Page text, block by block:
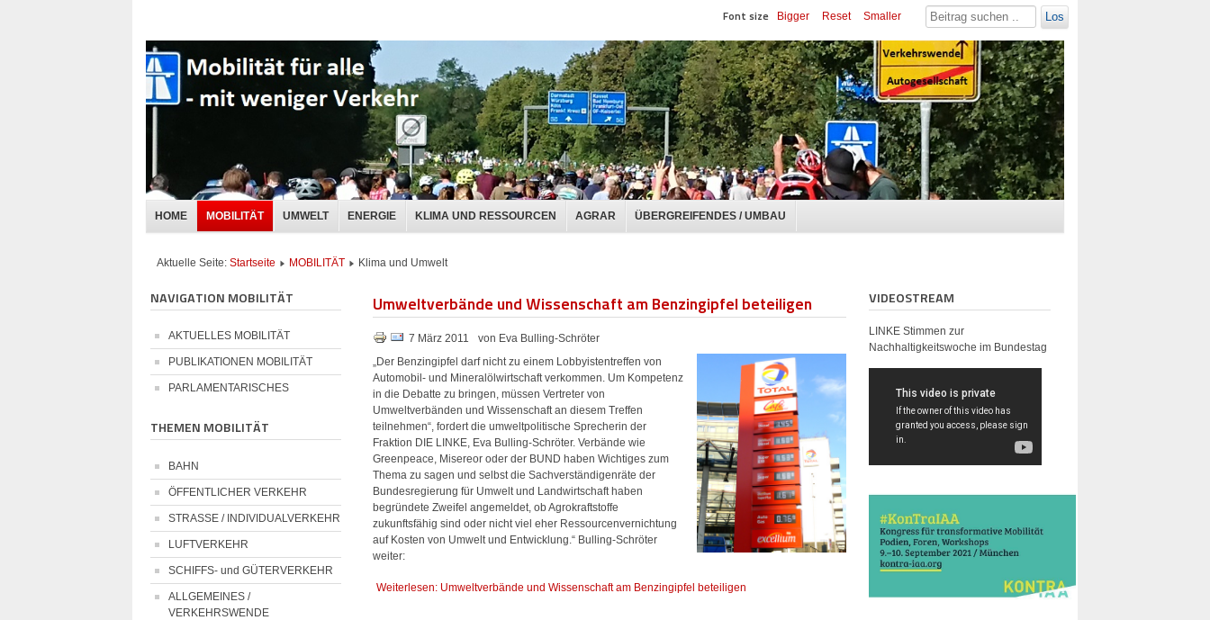
HOME MOBILITÄT UMWELT ENERGIE KLIMA UND RESSOURCEN AGRAR ÜBERGREIFENDES / UMBAU
Font size Bigger Reset Smaller Los
Aktuelle Seite: Startseite MOBILITÄT Klima und Umwelt
NAVIGATION MOBILITÄT
AKTUELLES MOBILITÄT
PUBLIKATIONEN MOBILITÄT
PARLAMENTARISCHES
THEMEN MOBILITÄT
BAHN
ÖFFENTLICHER VERKEHR
STRASSE / INDIVIDUALVERKEHR
LUFTVERKEHR
SCHIFFS- und GÜTERVERKEHR
ALLGEMEINES /
VERKEHRSWENDE
Umweltverbände und Wissenschaft am Benzingipfel beteiligen
7 März 2011
von Eva Bulling-Schröter
„Der Benzingipfel darf nicht zu einem Lobbyistentreffen von
Automobil- und Mineralölwirtschaft verkommen. Um Kompetenz
in die Debatte zu bringen, müssen Vertreter von
Umweltverbänden und Wissenschaft an diesem Treffen
teilnehmen“, fordert die umweltpolitische Sprecherin der
Fraktion DIE LINKE, Eva Bulling-Schröter. Verbände wie
Greenpeace, Misereor oder der BUND haben Wichtiges zum
Thema zu sagen und selbst die Sachverständigenräte der
Bundesregierung für Umwelt und Landwirtschaft haben
begründete Zweifel angemeldet, ob Agrokraftstoffe
zukunftsfähig sind oder nicht viel eher Ressourcenvernichtung
auf Kosten von Umwelt und Entwicklung.“ Bulling-Schröter
weiter:
Weiterlesen: Umweltverbände und Wissenschaft am Benzingipfel beteiligen
VIDEOSTREAM
LINKE Stimmen zur
Nachhaltigkeitswoche im Bundestag